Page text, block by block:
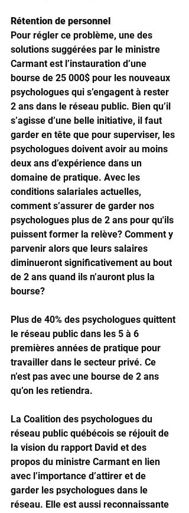
Rétention de personnel
Pour régler ce problème, une des
solutions suggérées par le ministre
Carmant est l’instauration d’une
bourse de 25 000$ pour les nouveaux
psychologues qui s’engagent à rester
2 ans dans le réseau public. Bien qu’il
s’agisse d’une belle initiative, il faut
garder en tête que pour superviser, les
psychologues doivent avoir au moins
deux ans d’expérience dans un
domaine de pratique. Avec les
conditions salariales actuelles,
comment s’assurer de garder nos
psychologues plus de 2 ans pour qu'ils
puissent former la relève? Comment y
parvenir alors que leurs salaires
diminueront significativement au bout
de 2 ans quand ils n’auront plus la
bourse?
Plus de 40% des psychologues quittent
le réseau public dans les 5 à 6
premières années de pratique pour
travailler dans le secteur privé. Ce
n’est pas avec une bourse de 2 ans
qu’on les retiendra.
La Coalition des psychologues du
réseau public québécois se réjouit de
la vision du rapport David et des
propos du ministre Carmant en lien
avec l’importance d’attirer et de
garder les psychologues dans le
réseau. Elle est aussi reconnaissante